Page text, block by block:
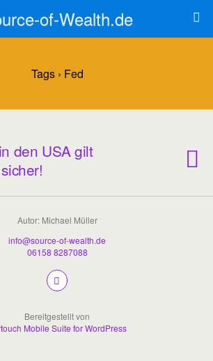
of-Wealth.de
Tags › Fed
den USA gilt
Autor: Michael Müller
info@source-of-wealth.de
06158 8287088
Bereitgestellt von
Mobile Suite for WordPress